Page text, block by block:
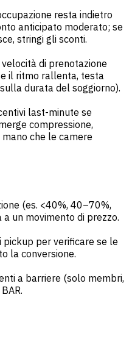
resta indietro
anticipato moderato; se
stringi gli sconti.
di prenotazione
il ritmo rallenta, testa
durata del soggiorno).
last-minute se
compressione,
che le camere
(es. <40%, 40–70%,
un movimento di prezzo.
pickup per verificare se le
la conversione.
a barriere (solo membri,